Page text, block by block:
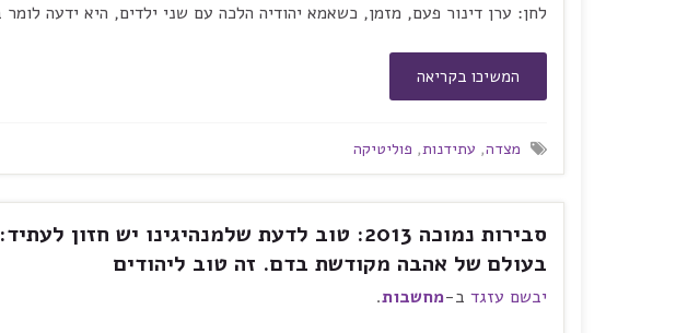
לחן: ערן דינור פעם, מזמן, כשאמא יהודיה הלכה עם שני ילדים, היא ידעה
המשיכו בקריאה
מצדה, עתידנות, פוליטיקה
סבירות נמוכה 2013: טוב לדעת שלמנהיגינו יש
בעולם של אהבה מקודשת בדם. זה טוב ליהודים
יבשם עזגד ב-מחשבות.